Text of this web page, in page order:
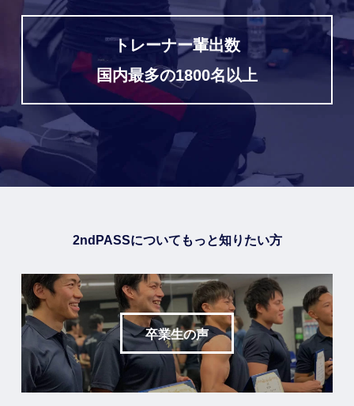
トレーナー輩出数
国内最多の1800名以上
2ndPASSについてもっと知りたい方
卒業生の声